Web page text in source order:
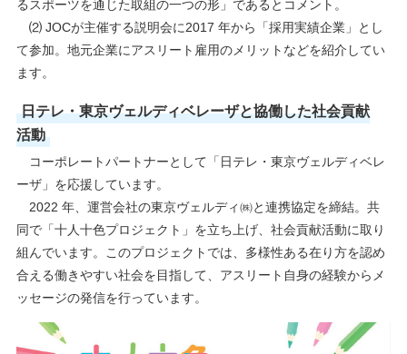
るスポーツを通じた取組の一つの形」であるとコメント。
⑵ JOCが主催する説明会に2017 年から「採用実績企業」とし
て参加。地元企業にアスリート雇用のメリットなどを紹介してい
ます。
日テレ・東京ヴェルディベレーザと協働した社会貢献
活動
コーポレートパートナーとして「日テレ・東京ヴェルディベレ
ーザ」を応援しています。
2022 年、運営会社の東京ヴェルディ㈱と連携協定を締結。共
同で「十人十色プロジェクト」を立ち上げ、社会貢献活動に取り
組んでいます。このプロジェクトでは、多様性ある在り方を認め
合える働きやすい社会を目指して、アスリート自身の経験からメ
ッセージの発信を行っています。